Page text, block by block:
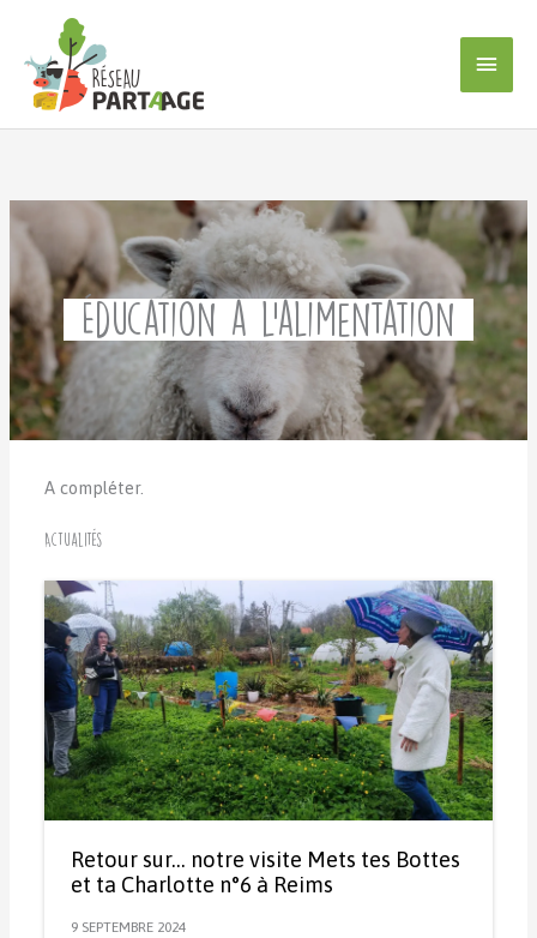
contenu
Éducation à l’alimentation
A compléter.
Actualités
Retour sur… notre visite Mets tes Bottes
et ta Charlotte n°6 à Reims
9 SEPTEMBRE 2024